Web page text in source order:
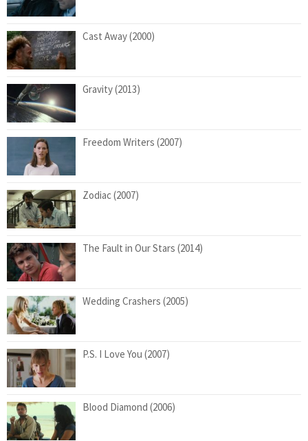
Cast Away (2000)
Gravity (2013)
Freedom Writers (2007)
Zodiac (2007)
The Fault in Our Stars (2014)
Wedding Crashers (2005)
P.S. I Love You (2007)
Blood Diamond (2006)